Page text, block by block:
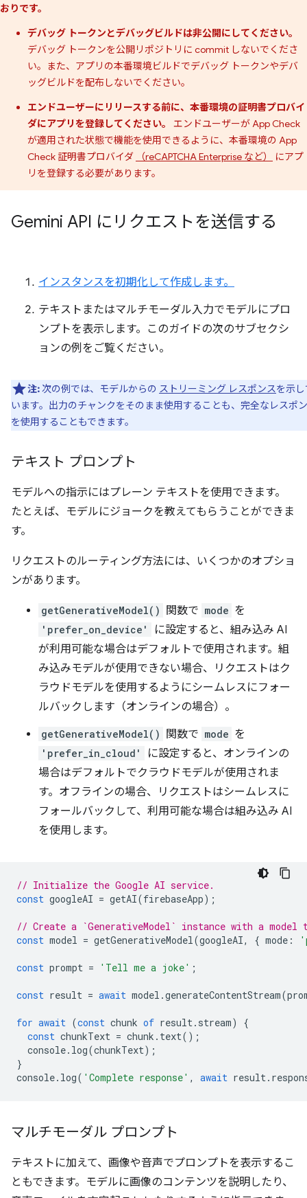
おりです。
デバッグ トークンとデバッグビルドは非公開にしてください。
デバッグ トークンを公開リポジトリに commit しないでくださ
い。また、アプリの本番環境ビルドでデバッグ トークンやデバ
ッグビルドを配布しないでください。
エンドユーザーにリリースする前に、本番環境の証明書プロバイ
ダにアプリを登録してください。
エンドユーザーが App Check
が適用された状態で機能を使用できるように、本番環境の App
Check 証明書プロバイダ
（reCAPTCHA Enterprise など）
にアプ
リを登録する必要があります。
Gemini API にリクエストを送信する
インスタンスを初期化して作成します。
テキストまたはマルチモーダル入力でモデルにプロ
ンプトを表示します。このガイドの次のサブセクシ
ョンの例をご覧ください。
注:次の例では、モデルからの ストリーミング レスポンスを示
います。出力のチャンクをそのまま使用することも、完全なレスポ
を使用することもできます。
テキスト プロンプト
モデルへの指示にはプレーン テキストを使用できます。
たとえば、モデルにジョークを教えてもらうことができま
す。
リクエストのルーティング方法には、いくつかのオプショ
ンがあります。
getGenerativeModel() 関数で mode を
'prefer_on_device'
に設定すると、組み込み AI
が利用可能な場合はデフォルトで使用されます。組
み込みモデルが使用できない場合、リクエストはク
ラウドモデルを使用するようにシームレスにフォー
ルバックします（オンラインの場合）。
getGenerativeModel() 関数で mode を
'prefer_in_cloud'
に設定すると、オンラインの
場合はデフォルトでクラウドモデルが使用されま
す。オフラインの場合、リクエストはシームレスに
フォールバックして、利用可能な場合は組み込み AI
を使用します。
// Initialize the Google AI service.
const googleAI = getAI(firebaseApp);
// Create a `GenerativeModel` instance with a model
const model = getGenerativeModel(googleAI, { mode :
const prompt = 'Tell me a joke' ;
const result = await model .generateContentStream(
for await (const chunk of result. stream)
{
const chunkText = chunk . text();
console. log(chunkText);
}
console. log( 'Complete response' , await result.
マルチモーダル プロンプト
テキストに加えて、画像や音声でプロンプトを表示するこ
ともできます。モデルに画像のコンテンツを説明したり、